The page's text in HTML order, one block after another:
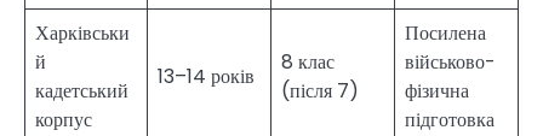
Харківськи
й
кадетський
корпус
13–14 років
8 клас
(після 7)
Посилена
військово-
фізична
підготовка